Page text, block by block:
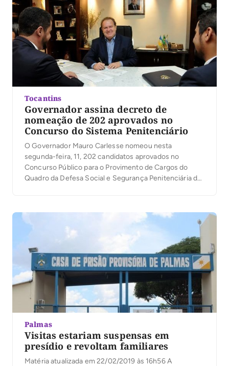
Tocantins
Governador assina decreto de
nomeação de 202 aprovados no
Concurso do Sistema Penitenciário
O Governador Mauro Carlesse nomeou nesta
segunda-feira, 11, 202 candidatos aprovados no
Concurso Público para o Provimento de Cargos do
Quadro da Defesa Social e Segurança Penitenciária do
podem tomar posse. A publicação da nomeação será
feita no […]
Palmas
Visitas estariam suspensas em
presídio e revoltam familiares
Matéria atualizada em 22/02/2019 às 16h56 A